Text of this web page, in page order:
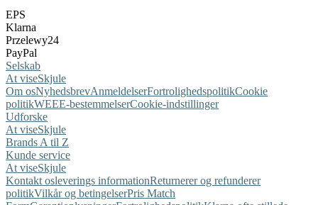
EPS
Klarna
Przelewy24
PayPal
Selskab
At viseSkjule
Om osNyhedsbrevAnmeldelserFortrolighedspolitikCookie
politikWEEE-bestemmelserCookie-indstillinger
Udforske
At viseSkjule
Brands A til Z
Kunde service
At viseSkjule
Kontakt osleverings informationReturnerer og refunderer
politikVilkår og betingelserPris Match